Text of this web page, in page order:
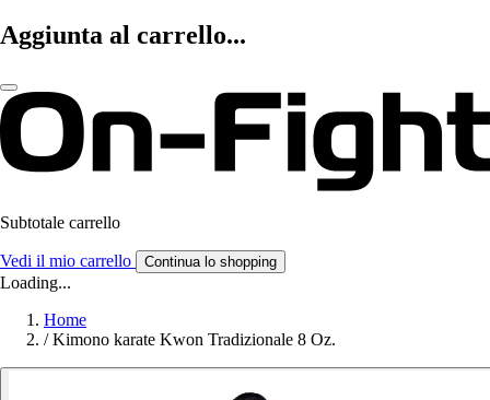
Aggiunta al carrello...
Subtotale carrello
Vedi il mio carrello Continua lo shopping
Loading...
Home
/ Kimono karate Kwon Tradizionale 8 Oz.